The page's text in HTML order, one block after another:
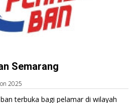
Semarang
2025
terbuka bagi pelamar di wilayah